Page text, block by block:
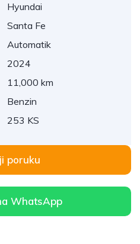
Hyundai
Santa Fe
Automatik
2024
11,000 km
Benzin
253 KS
poruku
WhatsApp